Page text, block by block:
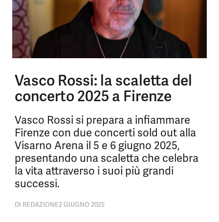
Vasco Rossi: la scaletta del
concerto 2025 a Firenze
Vasco Rossi si prepara a infiammare
Firenze con due concerti sold out alla
Visarno Arena il 5 e 6 giugno 2025,
presentando una scaletta che celebra
la vita attraverso i suoi più grandi
successi.
DI REDAZIONE2 GIUGNO 2025